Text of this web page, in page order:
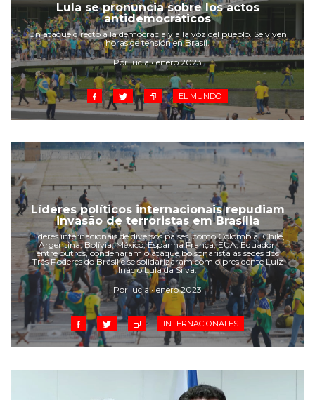
Cruz del Eje
Corredor de Ansenuza
La Carlota y zona
Laboulaye y sur
Bell Ville
Río Tercero
Despeñaderos
Lula se pronuncia sobre los actos
antidemocráticos
Un ataque directo a la democracia y a la voz del pueblo. Se viven
horas de tensión en Brasil.
Por lucia • enero 2023
EL MUNDO
Líderes políticos internacionais repudiam
invasão de terroristas em Brasília
Líderes internacionais de diversos países, como Colômbia, Chile,
Argentina, Bolívia, México, Espanha França, EUA, Equador,
entre outros, condenaram o ataque bolsonarista às sedes dos
Três Poderes do Brasil e se solidarizaram com o presidente Luiz
Inácio Lula da Silva.
Por lucia • enero 2023
INTERNACIONALES